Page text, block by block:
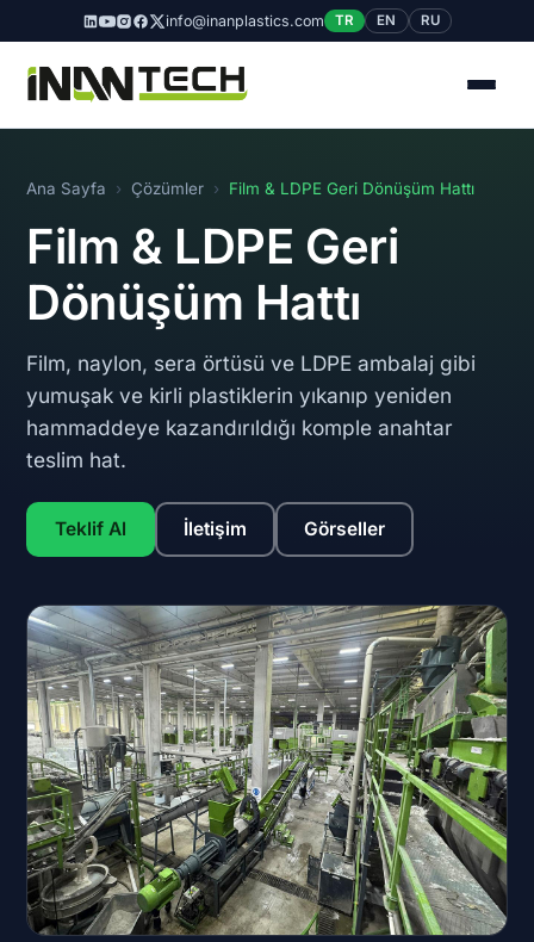
info@inanplastics.com TR EN RU
Ana Sayfa › Çözümler › Film & LDPE Geri Dönüşüm Hattı
Film & LDPE Geri
Dönüşüm Hattı
Film, naylon, sera örtüsü ve LDPE ambalaj gibi
yumuşak ve kirli plastiklerin yıkanıp yeniden
hammaddeye kazandırıldığı komple anahtar
teslim hat.
Teklif Al İletişim Görseller